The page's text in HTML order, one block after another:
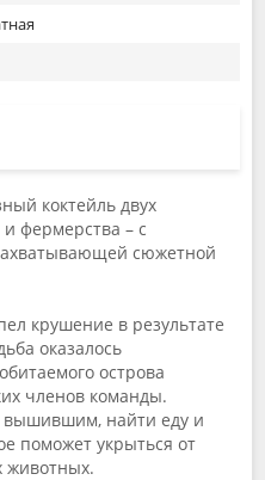
коктейль двух
и фермерства – с
сюжетной
крушение в результате
оказалось
острова
членов команды.
вышившим, найти еду и
поможет укрыться от
животных.